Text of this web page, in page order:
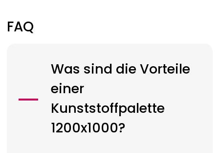
FAQ
Was sind die Vorteile
einer
Kunststoffpalette
1200x1000?